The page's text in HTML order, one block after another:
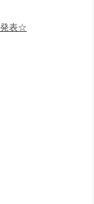
発表☆